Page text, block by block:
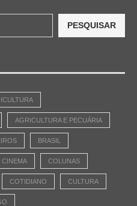
PESQUISAR
AGRICULTURA E PECUÁRIA
BRASIL
CINEMA COLUNAS
COTIDIANO CULTURA